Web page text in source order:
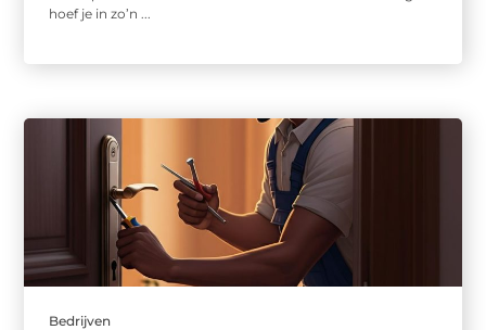
hoef je in zo’n ...
Bedrijven